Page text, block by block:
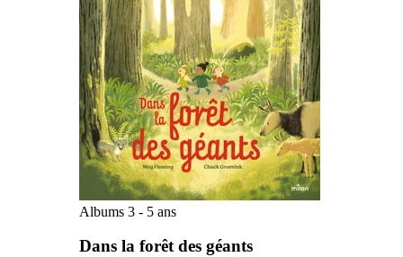
Albums 3 - 5 ans
Dans la forêt des géants